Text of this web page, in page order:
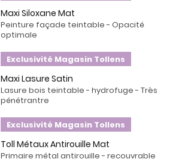
Maxi Siloxane Mat
Peinture façade teintable - Opacité
optimale
Exclusivité Magasin Tollens
Maxi Lasure Satin
Lasure bois teintable - hydrofuge - Très
pénétrantre
Exclusivité Magasin Tollens
Toll Métaux Antirouille Mat
Primaire métal antirouille - recouvrable